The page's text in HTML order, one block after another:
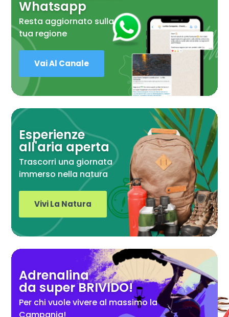
Whatsapp
Resta aggiornato sulla
tua regione
Vai Al Canale
Esperienze
all'aria aperta
Trascorri una giornata
immerso nella natura
Vivi La Natura
Adrenalina
da super BRIVIDO!
Per chi vuole vivere al massimo la